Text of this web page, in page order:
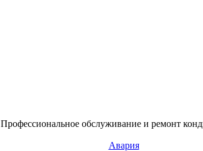
Профессиональное обслуживание и ремонт
Авария